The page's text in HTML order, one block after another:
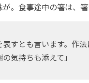
が。食事途中の箸は、
すとも言います。作
気持ちも添えて」